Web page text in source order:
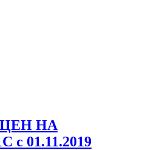
НА
01.11.2019